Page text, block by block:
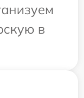
в